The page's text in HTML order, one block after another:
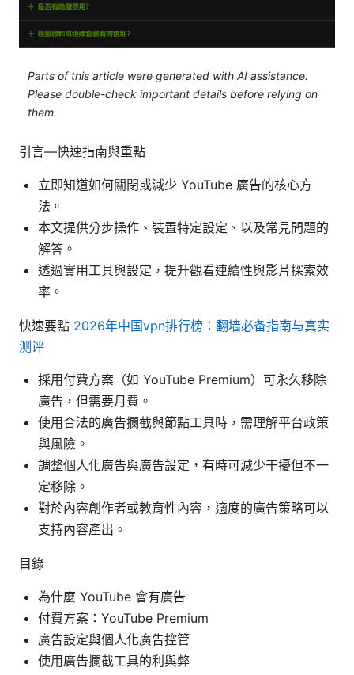
Parts of this article were generated with AI assistance.
Please double-check important details before relying on
them.
引言—快速指南與重點
立即知道如何關閉或減少 YouTube 廣告的核心方
法。
本文提供分步操作、裝置特定設定、以及常見問題的
解答。
透過實用工具與設定，提升觀看連續性與影片探索效
率。
快速要點 2026年中国vpn排行榜：翻墙必备指南与真实
测评
採用付費方案（如 YouTube Premium）可永久移除
廣告，但需要月費。
使用合法的廣告攔截與節點工具時，需理解平台政策
與風險。
調整個人化廣告與廣告設定，有時可減少干擾但不一
定移除。
對於內容創作者或教育性內容，適度的廣告策略可以
支持內容產出。
目錄
為什麼 YouTube 會有廣告
付費方案：YouTube Premium
廣告設定與個人化廣告控管
使用廣告攔截工具的利與弊